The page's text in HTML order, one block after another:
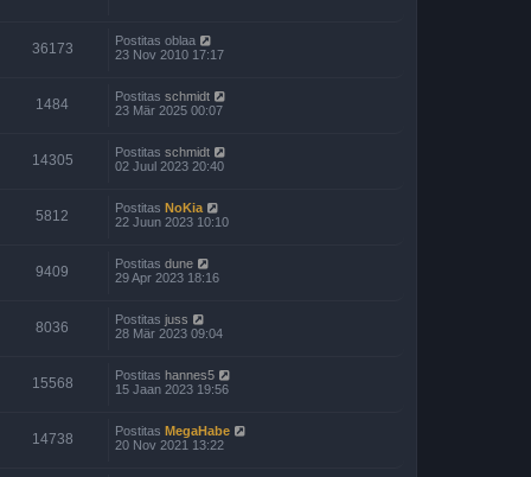
36173 Postitas oblaa
23 Nov 2010 17:17
1484 Postitas schmidt
23 Mär 2025 00:07
14305 Postitas schmidt
02 Juul 2023 20:40
5812 Postitas NoKia
22 Juun 2023 10:10
9409 Postitas dune
29 Apr 2023 18:16
8036 Postitas juss
28 Mär 2023 09:04
15568 Postitas hannes5
15 Jaan 2023 19:56
14738 Postitas MegaHabe
20 Nov 2021 13:22